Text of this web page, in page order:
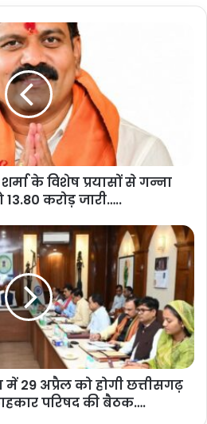
के विशेष प्रयासों से गन्ना
करोड़ जारी…..
में 29 अप्रैल को होगी छत्तीसगढ़
परिषद की बैठक….